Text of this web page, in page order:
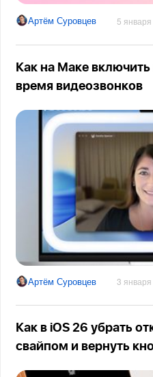
Артём Суровцев 5
Как на Маке
время видеозвонков
Артём Суровцев 3
Как в iOS 26 убрать
свайпом и вернуть